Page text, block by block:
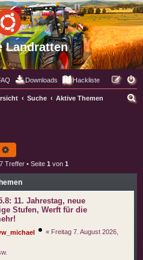
Landratten
Downloads Hackliste
Suche Aktive Themen
Treffer • Seite 1 von 1
11. Jahrestag, neue
Stufen, Werft für die
« Freitag 7. August 2026,